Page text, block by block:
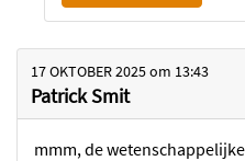
17 OKTOBER 2025om 13:43
Patrick Smit
mmm, de